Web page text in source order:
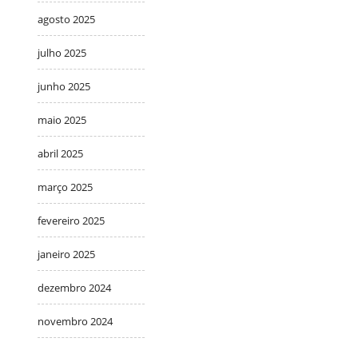
agosto 2025
julho 2025
junho 2025
maio 2025
abril 2025
março 2025
fevereiro 2025
janeiro 2025
dezembro 2024
novembro 2024